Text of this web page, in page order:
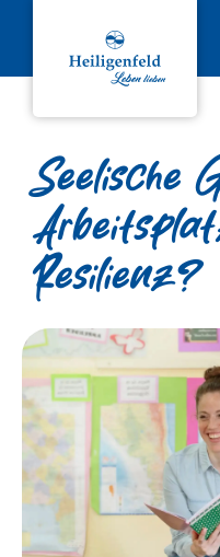
Seelische
Resilienz?